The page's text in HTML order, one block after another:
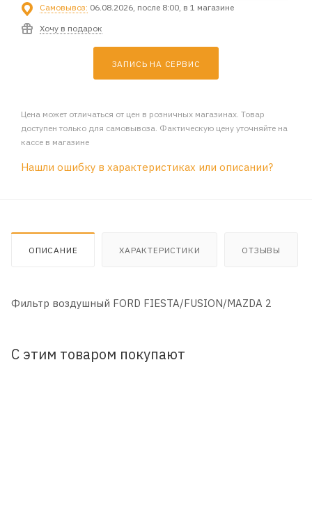
Самовывоз: 06.08.2026, после 8:00, в 1 магазине
Хочу в подарок
ЗАПИСЬ НА СЕРВИС
Цена может отличаться от цен в розничных магазинах. Товар
доступен только для самовывоза. Фактическую цену уточняйте на
кассе в магазине
Нашли ошибку в характеристиках или описании?
ОПИСАНИЕ ХАРАКТЕРИСТИКИ ОТЗЫВЫ
Фильтр воздушный FORD FIESTA/FUSION/MAZDA 2
С этим товаром покупают